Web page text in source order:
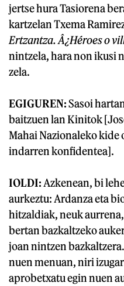
jertse hura Tasiorena
kartzelan Txema
Ertzantza. Â¿Héroes o
nintzela, hara non ikusi
zela.
EGIGUREN:Sasoi
baitzuen lan Kinitok
Mahai Nazionaleko kide
indarren konfidentea].
IOLDI: Azkenean, bi
aurkeztu: Ardanza eta
hitzaldiak, neuk
bertan bazkaltzeko
joan nintzen
nuen menuan, niri
aprobetxatu egin nuen